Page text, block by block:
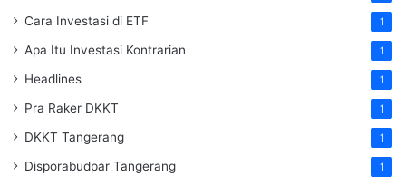
Cara Investasi di ETF 1
Apa Itu Investasi Kontrarian 1
Headlines 1
Pra Raker DKKT 1
DKKT Tangerang 1
Disporabudpar Tangerang 1